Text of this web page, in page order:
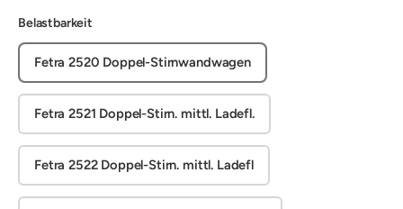
Belastbarkeit
Fetra 2520 Doppel-Stirnwandwagen
Fetra 2521 Doppel-Stirn. mittl. Ladefl.
Fetra 2522 Doppel-Stirn. mittl. Ladefl